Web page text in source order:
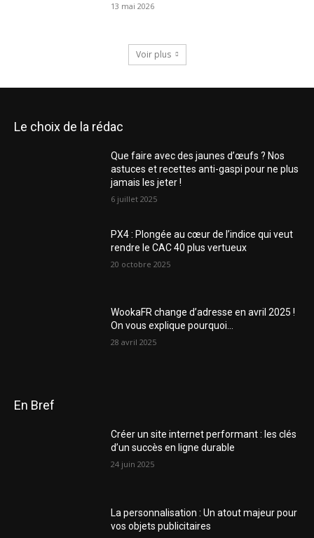
13 mai 2026
Voir plus
Le choix de la rédac
Que faire avec des jaunes d’œufs ? Nos
astuces et recettes anti-gaspi pour ne plus
jamais les jeter !
6 juillet 2025
PX4 : Plongée au cœur de l’indice qui veut
rendre le CAC 40 plus vertueux
20 octobre 2025
WookaFR change d’adresse en avril 2025 !
On vous explique pourquoi…
28 avril 2025
En Bref
Créer un site internet performant : les clés
d’un succès en ligne durable
24 juin 2025
La personnalisation : Un atout majeur pour
vos objets publicitaires